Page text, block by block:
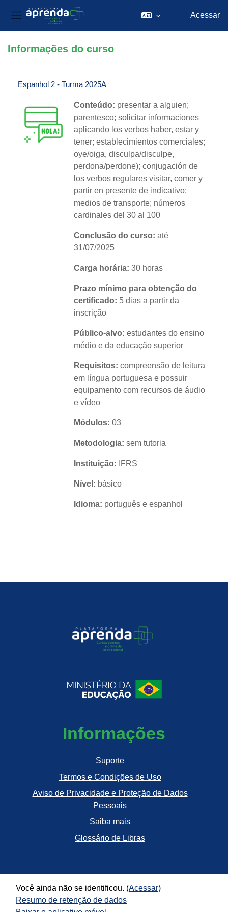
Painel lateral
Acessar
Informações do curso
Espanhol 2 - Turma 2025A
Conteúdo: presentar a alguien;
parentesco; solicitar informaciones
aplicando los verbos haber, estar y
tener; establecimientos comerciales;
oye/oiga, disculpa/disculpe,
perdona/perdone); conjugación de
los verbos regulares visitar, comer y
partir en presente de indicativo;
medios de transporte; números
cardinales del 30 al 100
Conclusão do curso: até
31/07/2025
Carga horária: 30 horas
Prazo mínimo para obtenção do
certificado: 5 dias a partir da
inscrição
Público-alvo: estudantes do ensino
médio e da educação superior
Requisitos: compreensão de leitura
em língua portuguesa e possuir
equipamento com recursos de áudio
e vídeo
Módulos: 03
Metodologia: sem tutoria
Instituição: IFRS
Nível: básico
Idioma: português e espanhol
Informações
Suporte
Termos e Condições de Uso
Aviso de Privacidade e Proteção de Dados
Pessoais
Saiba mais
Glossário de Libras
Você ainda não se identificou. (Acessar)
Resumo de retenção de dados